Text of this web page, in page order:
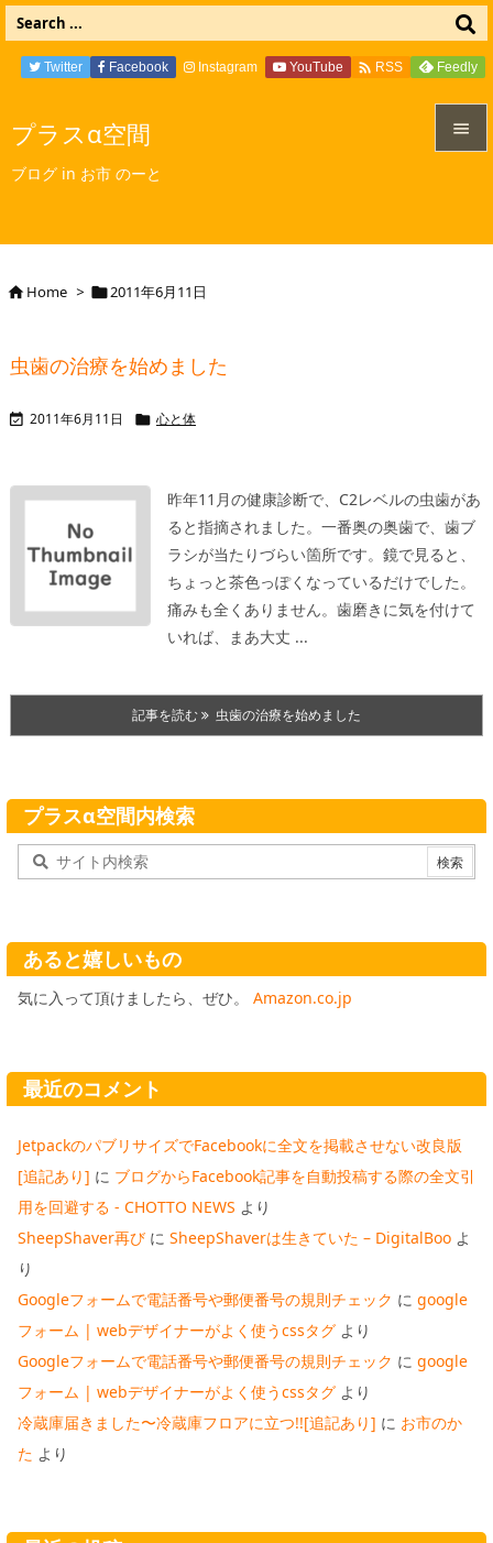
プラスα空間
ブログ in お市 のーと

Twitter Facebook Instagram YouTube  RSS Feedly
Home > 2011年6月11日
虫歯の治療を始めました
 2011年6月11日  心と体
昨年11月の健康診断で、C2レベルの虫歯があ
ると指摘されました。一番奥の奥歯で、歯ブ
ラシが当たりづらい箇所です。 鏡で見ると、
ちょっと茶色っぽくなっているだけでした。
痛みも全くありません。歯磨きに気を付けて
いれば、まあ大丈 ...
記事を読む 虫歯の治療を始めました
プラスα空間内検索
あると嬉しいもの
気に入って頂けましたら、ぜひ。 Amazon.co.jp
最近のコメント
JetpackのパブリサイズでFacebookに全文を掲載させない改良版
[追記あり] に ブログからFacebook記事を自動投稿する際の全文引
用を回避する - CHOTTO NEWS より
SheepShaver再び に SheepShaverは生きていた – DigitalBoo よ
り
Googleフォームで電話番号や郵便番号の規則チェック に google
フォーム | webデザイナーがよく使うcssタグ より
Googleフォームで電話番号や郵便番号の規則チェック に google
フォーム | webデザイナーがよく使うcssタグ より
冷蔵庫届きました〜冷蔵庫フロアに立つ!![追記あり] に お市のか
た より